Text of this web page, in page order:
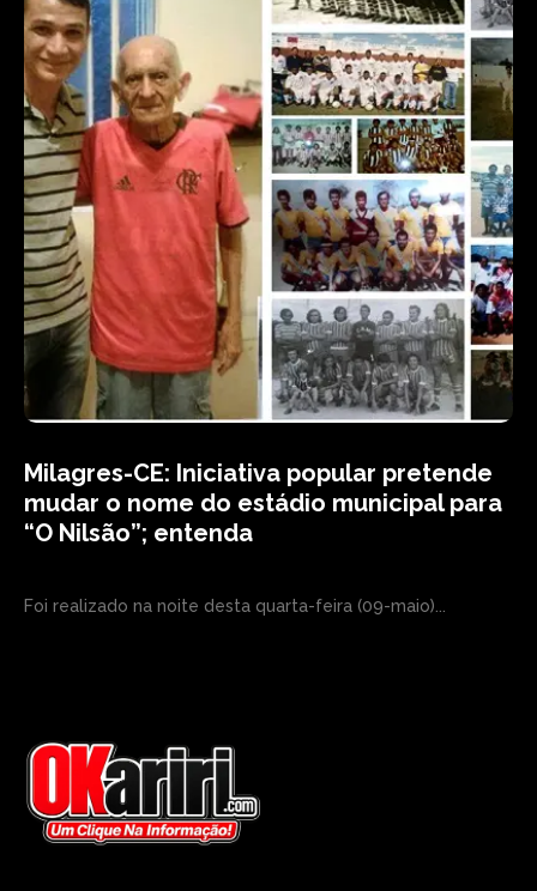
Milagres-CE: Iniciativa popular pretende
mudar o nome do estádio municipal para
“O Nilsão”; entenda
Foi realizado na noite desta quarta-feira (09-maio)...